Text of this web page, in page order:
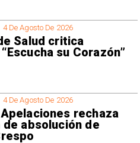
4 De Agosto De 2026
Salud critica
su Corazón”
4 De Agosto De 2026
rechaza
de absolución de